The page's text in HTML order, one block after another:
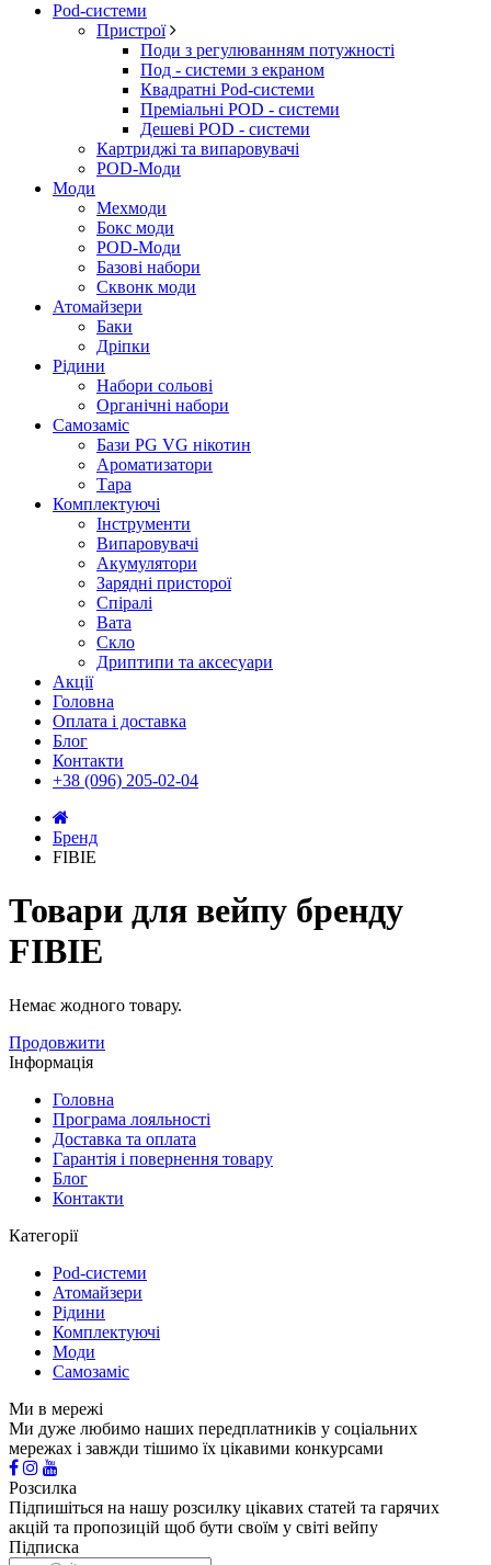
Pod-системи
Пристрої
Поди з регулюванням потужності
Под - системи з екраном
Квадратні Pod-системи
Преміальні POD - системи
Дешеві POD - системи
Картриджі та випаровувачі
POD-Моди
Моди
Мехмоди
Бокс моди
POD-Моди
Базові набори
Сквонк моди
Атомайзери
Баки
Дріпки
Рідини
Набори сольові
Органічні набори
Самозаміс
Бази PG VG нікотин
Ароматизатори
Тара
Комплектуючі
Інструменти
Випаровувачі
Акумулятори
Зарядні присторої
Спіралі
Вата
Скло
Дриптипи та аксесуари
Акції
Головна
Оплата і доставка
Блог
Контакти
+38 (096) 205-02-04
Бренд
FIBIE
Товари для вейпу бренду
FIBIE
Немає жодного товару.
Продовжити
Інформація
Головна
Програма лояльності
Доставка та оплата
Гарантія і повернення товару
Блог
Контакти
Категорії
Pod-системи
Атомайзери
Рідини
Комплектуючі
Моди
Самозаміс
Ми в мережі
Ми дуже любимо наших передплатників у соціальних
мережах і завжди тішимо їх цікавими конкурсами
Розсилка
Підпишіться на нашу розсилку цікавих статей та гарячих
акцій та пропозицій щоб бути своїм у світі вейпу
Підписка